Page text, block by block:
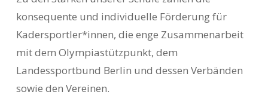
konsequente und individuelle Förderung für
Kadersportler*innen, die enge Zusammenarbeit
mit dem Olympiastützpunkt, dem
Landessportbund Berlin und dessen Verbänden
sowie den Vereinen.